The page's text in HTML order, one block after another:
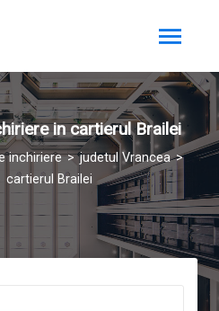
in cartierul Brailei
inchiriere
judetul Vrancea
cartierul Brailei